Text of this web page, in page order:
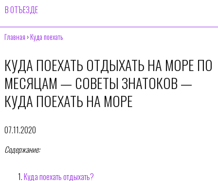
В ОТЪЕЗДЕ
Главная ›Куда поехать
КУДА ПОЕХАТЬ ОТДЫХАТЬ НА МОРЕ ПО
МЕСЯЦАМ — СОВЕТЫ ЗНАТОКОВ —
КУДА ПОЕХАТЬ НА МОРЕ
07.11.2020
Содержание:
Куда поехать отдыхать?